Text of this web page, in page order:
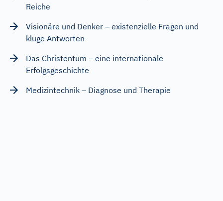
Reiche
Visionäre und Denker – existenzielle Fragen und
kluge Antworten
Das Christentum – eine internationale
Erfolgsgeschichte
Medizintechnik – Diagnose und Therapie